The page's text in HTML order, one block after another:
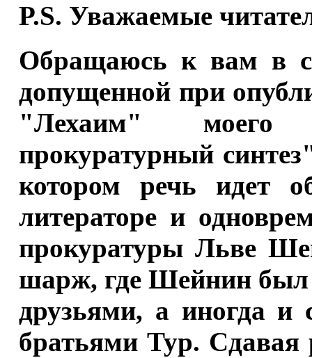
P.S. Уважаемые
Обращаюсь к вам в
допущенной при
"Лехаим" моего
прокуратурный
котором речь идет
литераторе и
прокуратуры Льве
шарж, где Шейнин был
друзьями, а иногда и
братьями Тур.